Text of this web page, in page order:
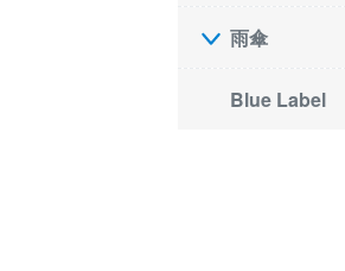
雨傘
Blue Label